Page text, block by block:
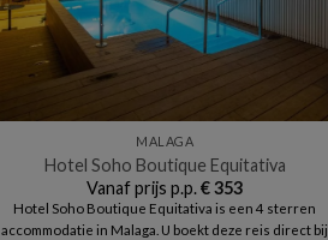
MALAGA
Hotel Soho Boutique Equitativa
Vanaf prijs p.p.€353
Hotel Soho Boutique Equitativa is een 4 sterren
accommodatie in Malaga. U boekt deze reis direct bij